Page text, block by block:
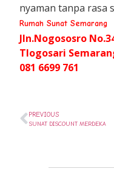
nyaman tanpa rasa
Rumah Sunat Semarang
Jln.Nogososro
Tlogosari
081 6699 761
PREVIOUS
SUNAT DISCOUNT MERDEKA